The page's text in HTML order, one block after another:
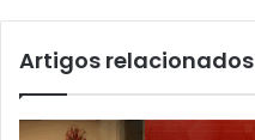
Artigos relacionados